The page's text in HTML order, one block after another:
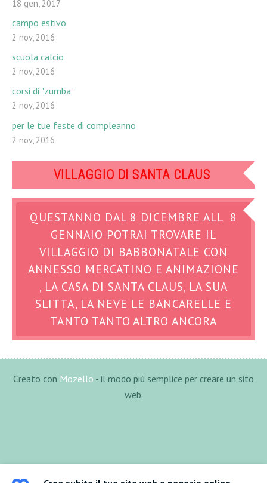
18 gen, 2017
campo estivo
2 nov, 2016
scuola calcio
2 nov, 2016
corsi di "zumba"
2 nov, 2016
per le tue feste di compleanno
2 nov, 2016
VILLAGGIO DI SANTA CLAUS
QUESTANNO DAL 8 DICEMBRE ALL 8
GENNAIO POTRAI TROVARE IL
VILLAGGIO DI BABBONATALE CON
ANNESSO MERCATINO E ANIMAZIONE
, LA CASA DI SANTA CLAUS, LA SUA
SLITTA, LA NEVE LE BANCARELLE E
TANTO TANTO ALTRO ANCORA
Creato con Mozello - il modo più semplice per creare un sito
web.